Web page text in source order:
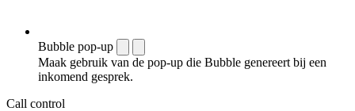
Bubble pop-up
Maak gebruik van de pop-up die Bubble genereert bij een
inkomend gesprek.
Call control